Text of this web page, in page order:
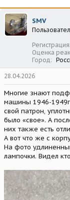
о
р
т
е
а
а
ч
л
а
SMV
Регистрация
Оценка
Город
28.04.2026
Многие знают
машины 1946-
свой патрон,
было «свое». А
них также есть
А вот что же с
На фото
лампочки. Видел